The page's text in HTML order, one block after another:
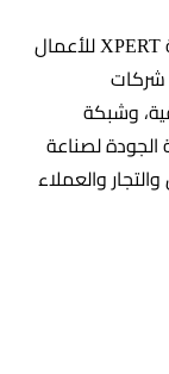
تعكس هوية العلامة التجارية النهائية لشركة XPERT للأعمال
شركات
وشبكة
الجودة لصناعة
والعملاء